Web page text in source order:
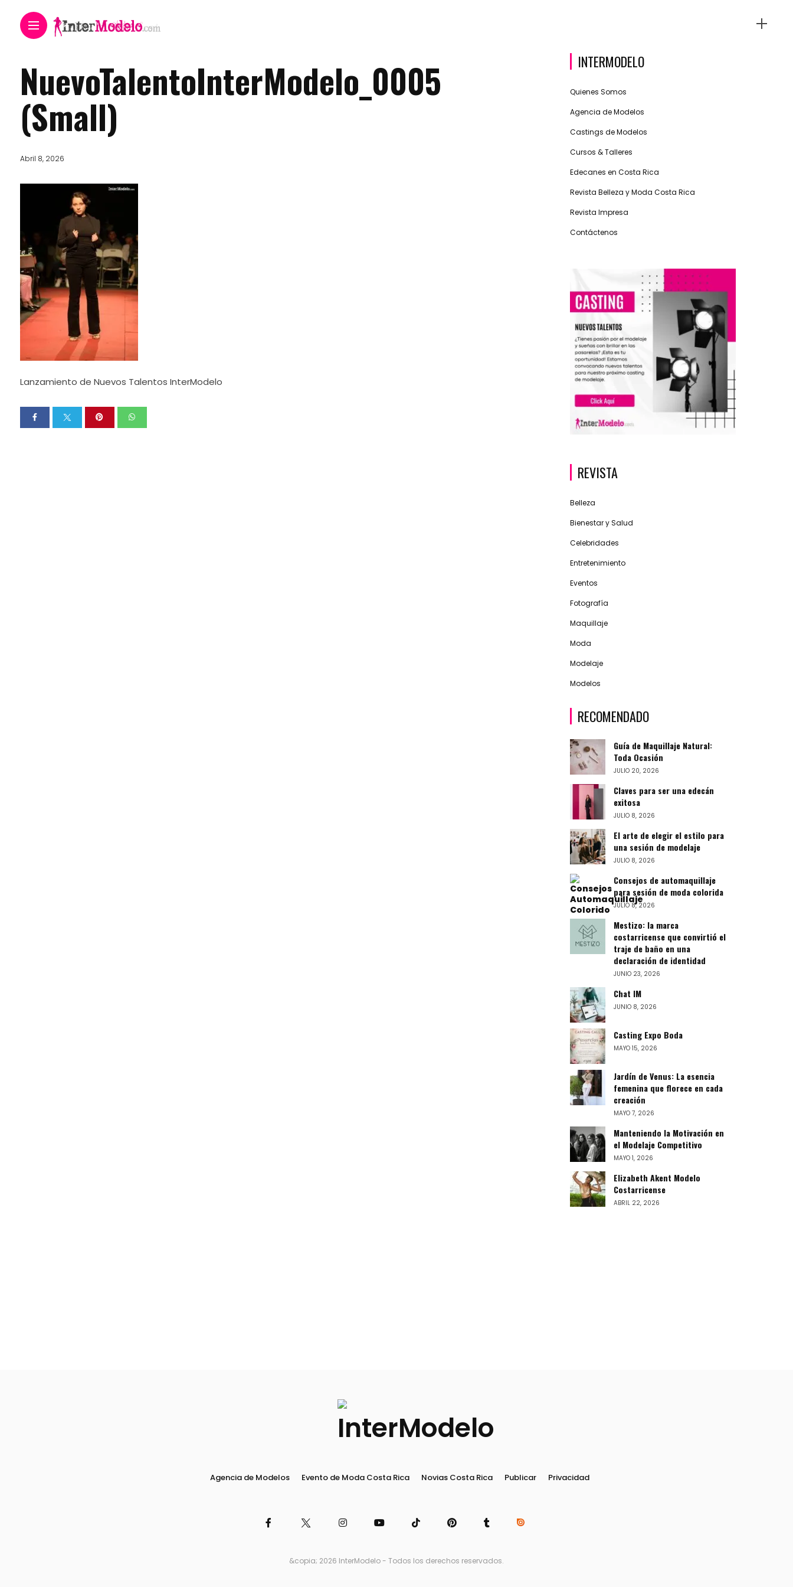
NuevoTalentoInterModelo_0005
(Small)
Abril 8, 2026
Lanzamiento de Nuevos Talentos InterModelo
INTERMODELO
Quienes Somos
Agencia de Modelos
Castings de Modelos
Cursos & Talleres
Edecanes en Costa Rica
Revista Belleza y Moda Costa Rica
Revista Impresa
Contáctenos
REVISTA
Belleza
Bienestar y Salud
Celebridades
Entretenimiento
Eventos
Fotografía
Maquillaje
Moda
Modelaje
Modelos
RECOMENDADO
Guía de Maquillaje Natural:
Toda Ocasión
JULIO 20, 2026
Claves para ser una edecán
exitosa
JULIO 8, 2026
El arte de elegir el estilo para
una sesión de modelaje
JULIO 8, 2026
Consejos de automaquillaje
para sesión de moda colorida
JULIO 8, 2026
Mestizo: la marca
costarricense que convirtió el
traje de baño en una
declaración de identidad
JUNIO 23, 2026
Chat IM
JUNIO 8, 2026
Casting Expo Boda
MAYO 15, 2026
Jardín de Venus: La esencia
femenina que florece en cada
creación
MAYO 7, 2026
Manteniendo la Motivación en
el Modelaje Competitivo
MAYO 1, 2026
Elizabeth Akent Modelo
Costarricense
ABRIL 22, 2026
Agencia de Modelos Evento de Moda Costa Rica Novias Costa Rica Publicar Privacidad
&copia; 2026 InterModelo - Todos los derechos reservados.